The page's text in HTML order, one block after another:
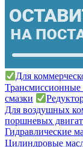
Для
Трансмиссионные
смазки
Для воздушных
поршневых
Гидравлические
Цилиндровые